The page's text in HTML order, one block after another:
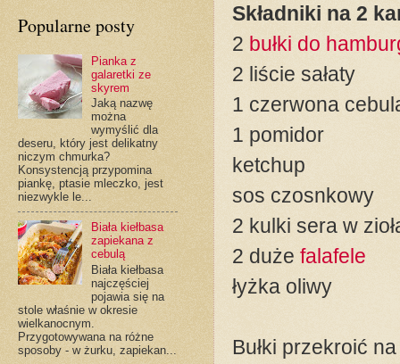
Składniki na 2
2 bułki do
2 liście sałaty
1 czerwona
1 pomidor
ketchup
sos czosnkowy
2 kulki sera w
2 duże falafele
łyżka oliwy
Bułki przekroić
Popularne posty
Pianka z
galaretki ze
skyrem
Jaką nazwę
można
wymyślić dla
deseru, który jest delikatny
niczym chmurka?
Konsystencją przypomina
piankę, ptasie mleczko, jest
niezwykle le...
Biała kiełbasa
zapiekana z
cebulą
Biała kiełbasa
najczęściej
pojawia się na
stole właśnie w okresie
wielkanocnym.
Przygotowywana na różne
sposoby - w żurku, zapiekan...